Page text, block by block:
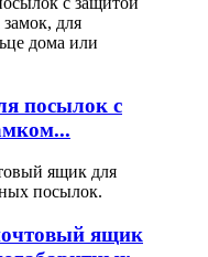
посылок с
ящик